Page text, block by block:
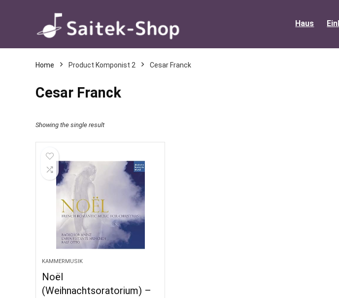
Haus
Home Product Komponist 2 Cesar Franck
Cesar Franck
Showing the single result
KAMMERMUSIK
Noël
(Weihnachtsoratorium) –